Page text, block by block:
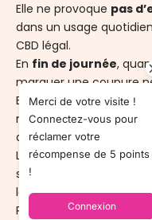
Elle ne provoque pas
dans un usage
CBD légal.
En fin de journée,
marquer une coupure
Elle peut aussi
maison. Son profil plus
quand on veut
Le format small buds
surtout si vous aimez
les excès.
Pensez à consulter un
Merci de votre visite !
Connectez-vous pour
réclamer votre
récompense de 5 points
!
Connexion